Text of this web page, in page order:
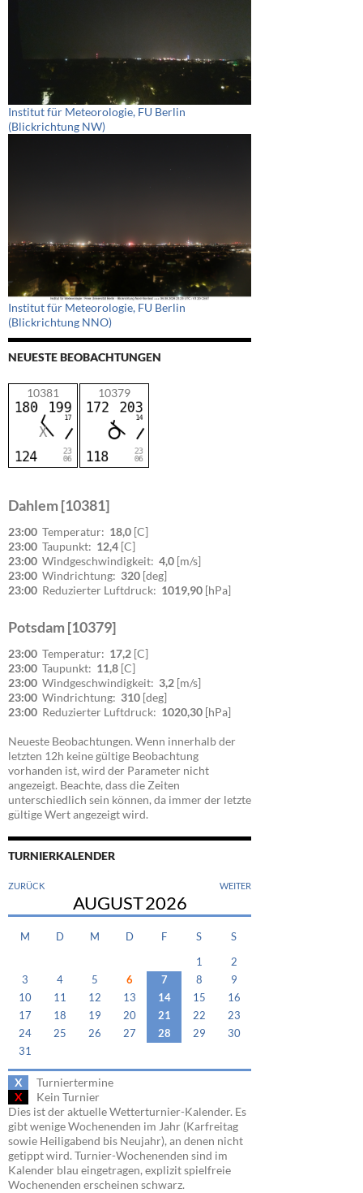
Institut für Meteorologie, FU Berlin
(Blickrichtung NW)
Institut für Meteorologie, FU Berlin
(Blickrichtung NNO)
NEUESTE BEOBACHTUNGEN
10381 10379
Dahlem [10381]
23:00 Temperatur: 18,0 [C]
23:00 Taupunkt: 12,4 [C]
23:00 Windgeschwindigkeit: 4,0 [m/s]
23:00 Windrichtung: 320 [deg]
23:00 Reduzierter Luftdruck: 1019,90 [hPa]
Potsdam [10379]
23:00 Temperatur: 17,2 [C]
23:00 Taupunkt: 11,8 [C]
23:00 Windgeschwindigkeit: 3,2 [m/s]
23:00 Windrichtung: 310 [deg]
23:00 Reduzierter Luftdruck: 1020,30 [hPa]
Neueste Beobachtungen. Wenn innerhalb der
letzten 12h keine gültige Beobachtung
vorhanden ist, wird der Parameter nicht
angezeigt. Beachte, dass die Zeiten
unterschiedlich sein können, da immer der letzte
gültige Wert angezeigt wird.
TURNIERKALENDER
ZURÜCK WEITER
AUGUST2026
M D M D F S S
1
2
3
4 5 6 7 8
9
10
11 12 13 14 15
16
17
18 19 20 21 22
23
24
25 26 27 28 29
30
31
X
Turniertermine
X
Kein Turnier
Dies ist der aktuelle Wetterturnier-Kalender. Es
gibt wenige Wochenenden im Jahr (Karfreitag
sowie Heiligabend bis Neujahr), an denen nicht
getippt wird. Turnier-Wochenenden sind im
Kalender blau eingetragen, explizit spielfreie
Wochenenden erscheinen schwarz.